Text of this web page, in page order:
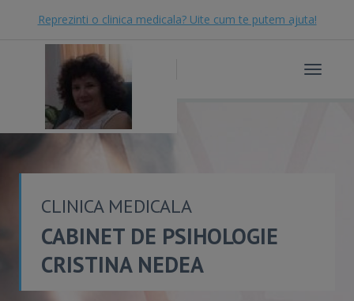
Reprezinti o clinica medicala? Uite cum te putem ajuta!
Toggle
CLINICA MEDICALA
CABINET DE PSIHOLOGIE
CRISTINA NEDEA